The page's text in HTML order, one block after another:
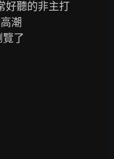
好聽的非主打
潮
了